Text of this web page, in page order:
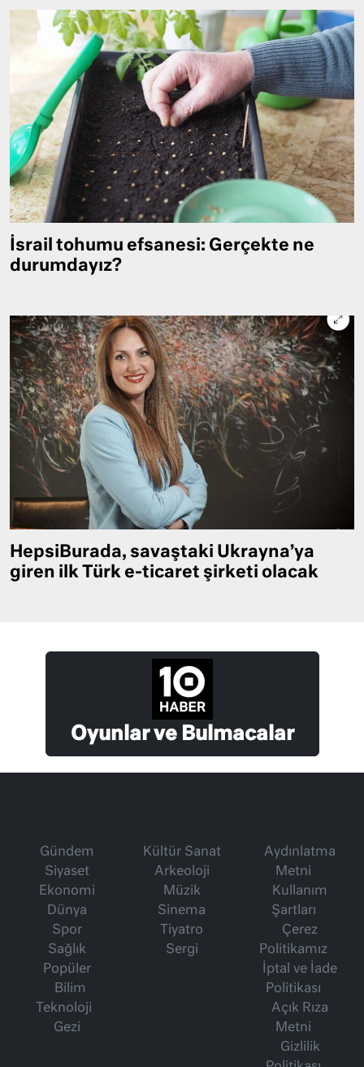
İsrail tohumu efsanesi: Gerçekte ne
durumdayız?
HepsiBurada, savaştaki Ukrayna’ya
giren ilk Türk e-ticaret şirketi olacak
Oyunlar ve Bulmacalar
Gündem
Siyaset
Ekonomi
Dünya
Spor
Sağlık
Popüler
Bilim
Teknoloji
Gezi
Kültür Sanat
Arkeoloji
Müzik
Sinema
Tiyatro
Sergi
Aydınlatma
Metni
Kullanım
Şartları
Çerez
Politikamız
İptal ve İade
Politikası
Açık Rıza
Metni
Gizlilik